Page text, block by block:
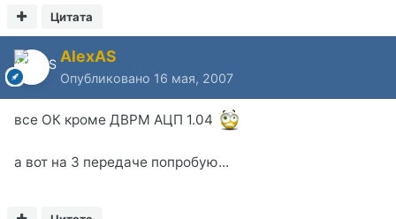
Цитата
AlexAS
Опубликовано 16 мая, 2007
все ОК кроме ДВРМ АЦП 1.04
а вот на 3 передаче попробую...